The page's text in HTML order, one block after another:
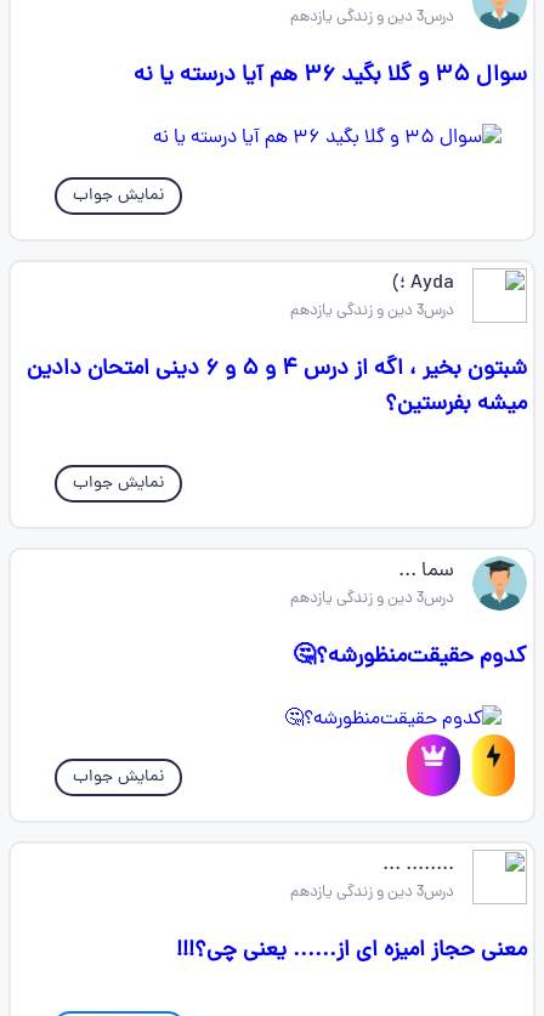
درس3 دین و زندگی یازدهم
سوال ۳۵ و گلا بگید ۳۶ هم آیا درسته یا نه
نمایش جواب
Ayda ؛)
درس3 دین و زندگی یازدهم
شبتون بخیر ، اگه از درس ۴ و ۵ و ۶ دینی امتحان دادین
میشه بفرستین؟
نمایش جواب
سما ...
درس3 دین و زندگی یازدهم
کدوم حقیقت‌منظورشه؟🤔
نمایش جواب
........ ...
درس3 دین و زندگی یازدهم
معنی حجاز امیزه ای از...... یعنی چی؟!!!